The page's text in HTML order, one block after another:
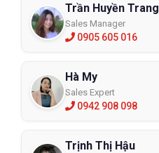
Trần Huyền Trang
Sales Manager
0905 605 016
Hà My
Sales Expert
0942 908 098
Trịnh Thị Hậu